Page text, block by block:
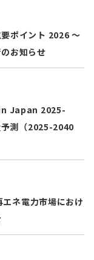
ポイント 2026 ～
お知らせ
Japan 2025-
測（2025-2040
ネ電力市場におけ